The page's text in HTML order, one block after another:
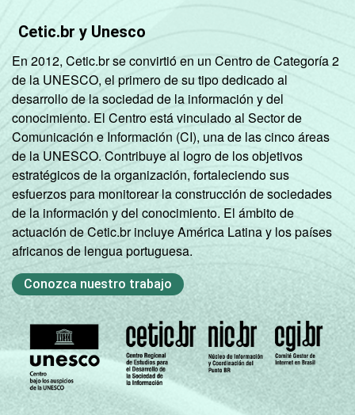
Cetic.br y Unesco
En 2012, Cetic.br se convirtió en un Centro de Categoría 2
de la UNESCO, el primero de su tipo dedicado al
desarrollo de la sociedad de la información y del
conocimiento. El Centro está vinculado al Sector de
Comunicación e Información (CI), una de las cinco áreas
de la UNESCO. Contribuye al logro de los objetivos
estratégicos de la organización, fortaleciendo sus
esfuerzos para monitorear la construcción de sociedades
de la información y del conocimiento. El ámbito de
actuación de Cetic.br incluye América Latina y los países
africanos de lengua portuguesa.
Conozca nuestro trabajo